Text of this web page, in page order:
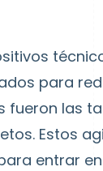
para
fueron las
Estos
entrar